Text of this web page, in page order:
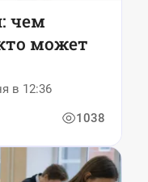
чем
может
в 12:36
1038